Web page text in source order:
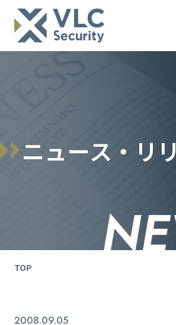
ニュース ・ リ リ
TOP
2008.09.05